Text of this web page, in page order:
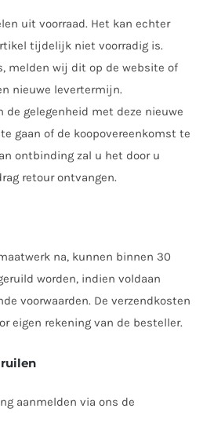
uit voorraad. Het kan echter
tijdelijk niet voorradig is.
melden wij dit op de website of
nieuwe levertermijn.
de gelegenheid met deze nieuwe
gaan of de koopovereenkomst te
ontbinding zal u het door u
retour ontvangen.
na, kunnen binnen 30
worden, indien voldaan
voorwaarden. De verzendkosten
eigen rekening van de besteller.
aanmelden via ons de